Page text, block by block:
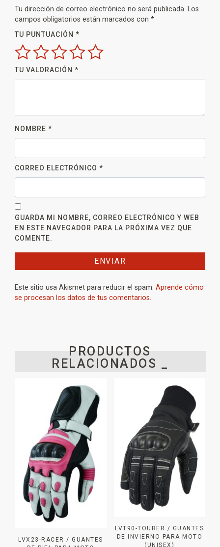
Tu dirección de correo electrónico no será publicada. Los
campos obligatorios están marcados con *
TU PUNTUACIÓN *
TU VALORACIÓN *
NOMBRE *
CORREO ELECTRÓNICO *
GUARDA MI NOMBRE, CORREO ELECTRÓNICO Y WEB
EN ESTE NAVEGADOR PARA LA PRÓXIMA VEZ QUE
COMENTE.
Este sitio usa Akismet para reducir el spam. Aprende cómo
se procesan los datos de tus comentarios.
PRODUCTOS
RELACIONADOS _
LVX23-RACER / GUANTES
LVT90-TOURER / GUANTES
DE INVIERNO PARA MOTO
(UNISEX)